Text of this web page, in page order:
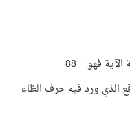
فهو = 88
الذي ورد فيه حرف الظاء